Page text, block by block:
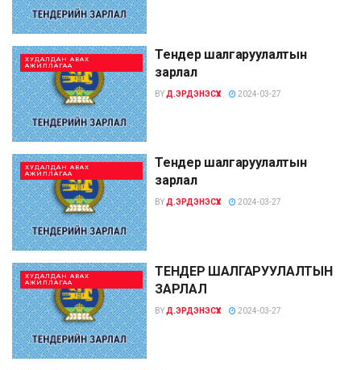
ХУДАЛДАН АВАХ
АЖИЛЛАГАА
Тендер шалгаруулалтын
зарлал
BY Д.ЭРДЭНЭСҮХ 2024-03-27
ХУДАЛДАН АВАХ
АЖИЛЛАГАА
Тендер шалгаруулалтын
зарлал
BY Д.ЭРДЭНЭСҮХ 2024-03-27
ХУДАЛДАН АВАХ
АЖИЛЛАГАА
ТЕНДЕР ШАЛГАРУУЛАЛТЫН
ЗАРЛАЛ
BY Д.ЭРДЭНЭСҮХ 2024-03-27